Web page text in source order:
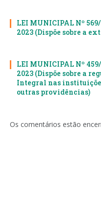
LEI MUNICIPAL Nº 569/
2023 (Dispõe sobre a
LEI MUNICIPAL Nº 459/
2023 (Dispõe sobre a
Integral nas
outras providências)
Os comentários estão